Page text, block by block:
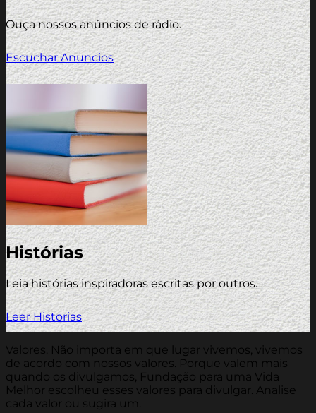
Ouça nossos anúncios de rádio.
Escuchar Anuncios
Histórias
Leia histórias inspiradoras escritas por outros.
Leer Historias
Valores. Não importa em que lugar vivemos, vivemos
de acordo com nossos valores. Porque valem mais
quando os divulgamos, Fundação para uma Vida
Melhor escolheu esses valores para divulgar. Analise
cada valor ou sugira um.